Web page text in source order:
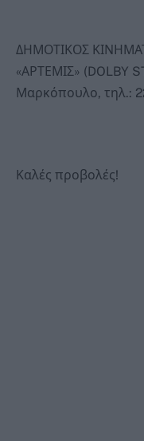
ΔΗΜΟΤΙΚΟΣ
«ΑΡΤΕΜΙΣ» (DOLBY
Μαρκόπουλο, τηλ.:
Καλές προβολές!